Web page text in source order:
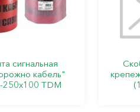
сигнальная
кабель"
TDM